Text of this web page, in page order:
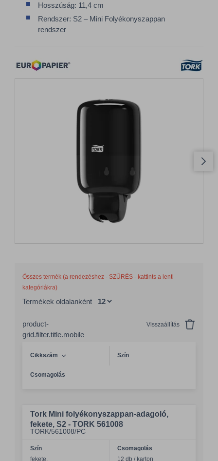
Hosszúság: 11,4 cm
Rendszer: S2 – Mini Folyékonyszappan
rendszer
Összes termék (a rendezéshez - SZŰRÉS - kattints a lenti
kategóriákra)
Termékek oldalanként
product-
grid.filter.title.mobile
Visszaállítás
Cikkszám Szín
Csomagolás
Tork Mini folyékonyszappan-adagoló,
fekete, S2 - TORK 561008
TORK/561008/PC
Szín
fekete.
Csomagolás
12 db / karton